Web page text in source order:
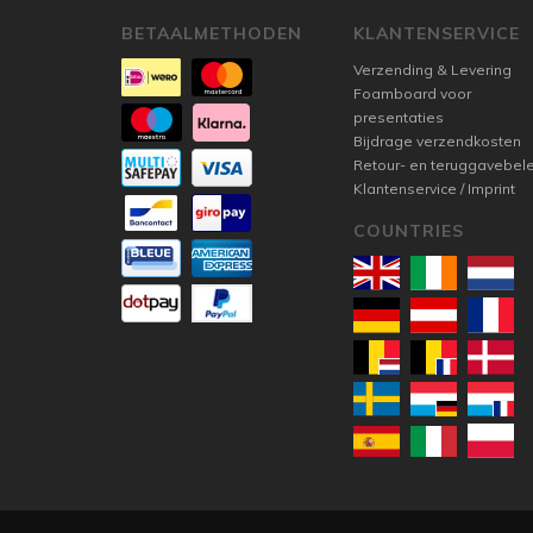
BETAALMETHODEN KLANTENSERVICE
Verzending & Levering
Foamboard voor
presentaties
Bijdrage verzendkosten
Retour- en
Klantenservice / Imprint
COUNTRIES